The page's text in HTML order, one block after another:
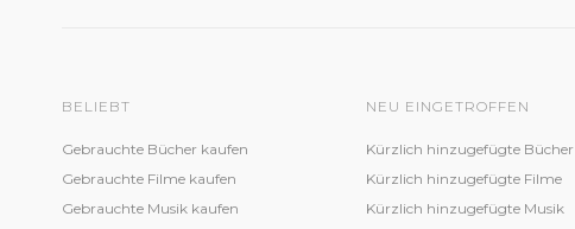
BELIEBT
Gebrauchte Bücher kaufen
Gebrauchte Filme kaufen
Gebrauchte Musik kaufen
NEU EINGETROFFEN
Kürzlich hinzugefügte Bücher
Kürzlich hinzugefügte Filme
Kürzlich hinzugefügte Musik